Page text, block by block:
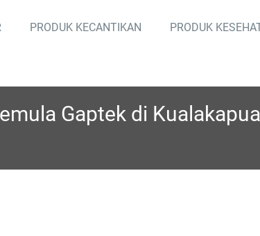
PRODUK KECANTIKAN PRODUK
Gaptek di